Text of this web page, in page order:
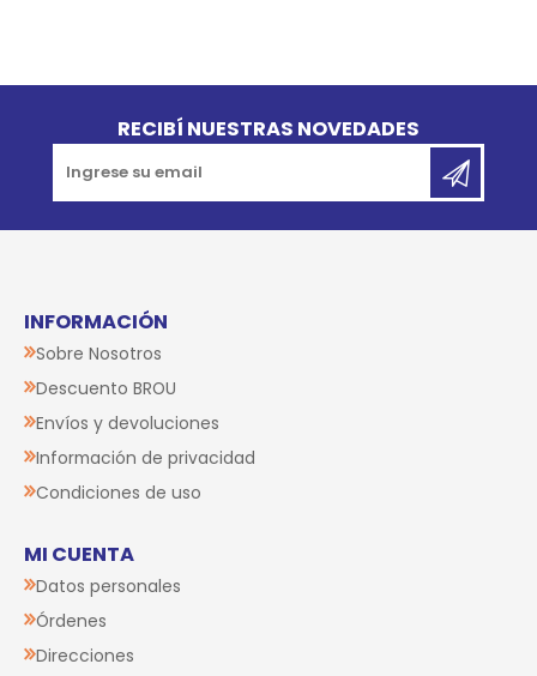
RECIBÍ NUESTRAS NOVEDADES
INFORMACIÓN
Sobre Nosotros
Descuento BROU
Envíos y devoluciones
Información de privacidad
Condiciones de uso
MI CUENTA
Datos personales
Órdenes
Direcciones